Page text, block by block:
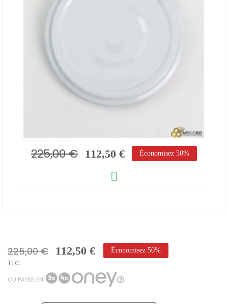
225,00 € 112,50 € Économisez 50%

225,00 € 112,50 € Économisez 50%
TTC
OU PAYER EN